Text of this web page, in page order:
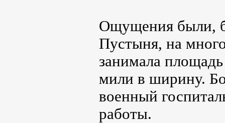
Ощущения были,
Пустыня, на
занимала
мили в ширину.
военный
работы.